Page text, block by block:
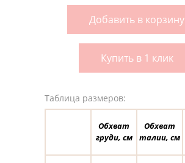
Добавить в корзину
Купить в 1 клик
Таблица размеров:
Обхват
груди, см
Обхват
талии, см